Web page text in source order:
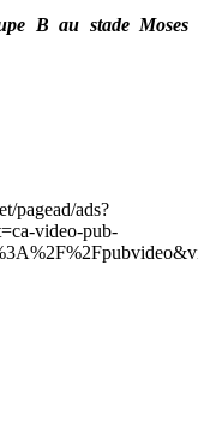
B au stade Moses
pagead/ads?
video-pub-